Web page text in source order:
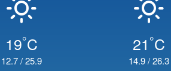
19°C
12.7/25.9
21 °C
14.9/26.3